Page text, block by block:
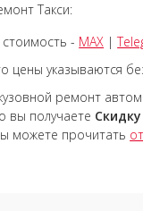
Такси:
- MAX |
цены указываются
ремонт
вы получаете Скидку
можете прочитать